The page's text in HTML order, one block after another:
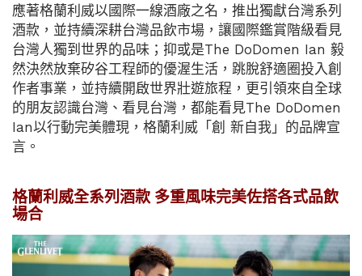
應著格蘭利威以國際一線酒廠之名，推出獨獻台灣系列
酒款，並持續深耕台灣品飲市場，讓國際鑑賞階級看見
台灣人獨到世界的品味；抑或是The DoDomen Ian 毅
然決然放棄矽谷工程師的優渥生活，跳脫舒適圈投入創
作者事業，並持續開啟世界壯遊旅程，更引領來自全球
的朋友認識台灣、看見台灣，都能看見The DoDomen
Ian以行動完美體現，格蘭利威「創 新自我」的品牌宣
言。
格蘭利威全系列酒款 多重風味完美佐搭各式品飲
場合